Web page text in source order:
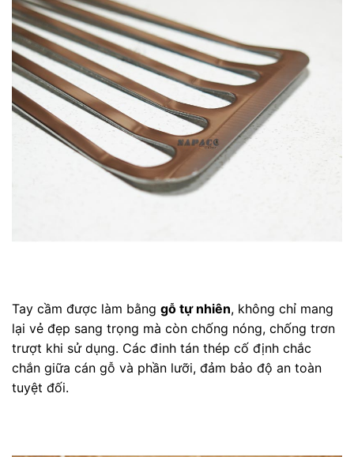
Tay cầm được làm bằng gỗ tự nhiên, không chỉ mang
lại vẻ đẹp sang trọng mà còn chống nóng, chống trơn
trượt khi sử dụng. Các đinh tán thép cố định chắc
chắn giữa cán gỗ và phần lưỡi, đảm bảo độ an toàn
tuyệt đối.